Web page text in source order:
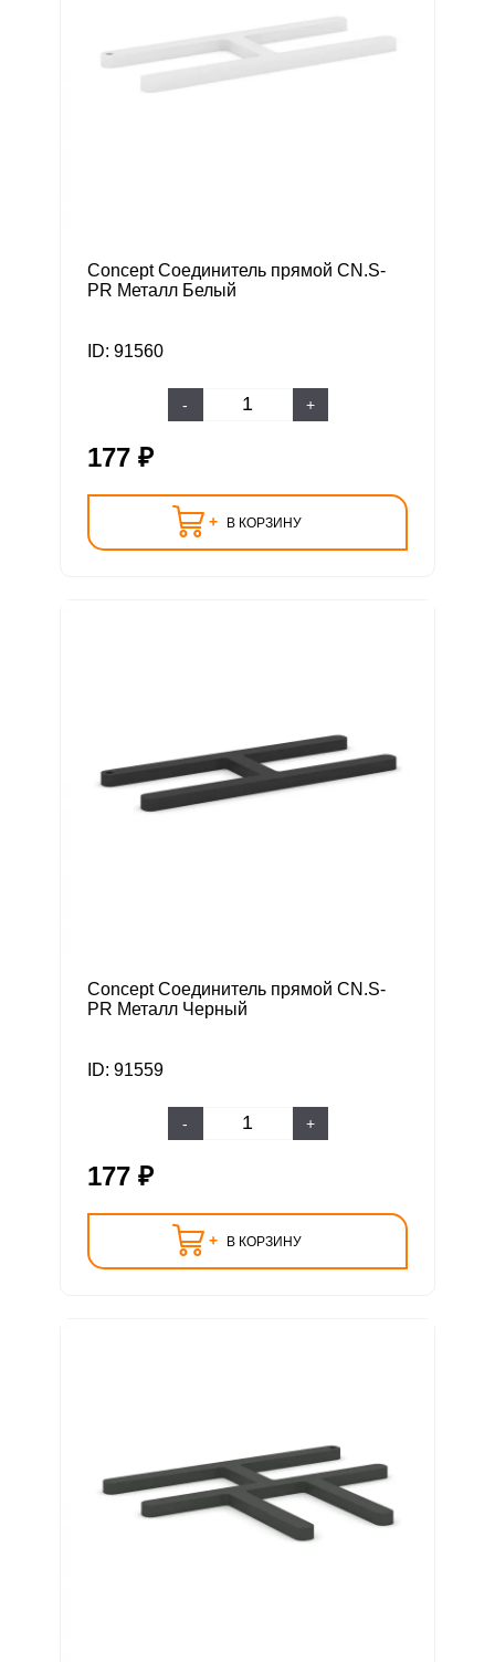
Concept Соединитель прямой CN.S-
PR Металл Белый
ID: 91560
- +
177 ₽
+ В КОРЗИНУ
Concept Соединитель прямой CN.S-
PR Металл Черный
ID: 91559
- +
177 ₽
+ В КОРЗИНУ